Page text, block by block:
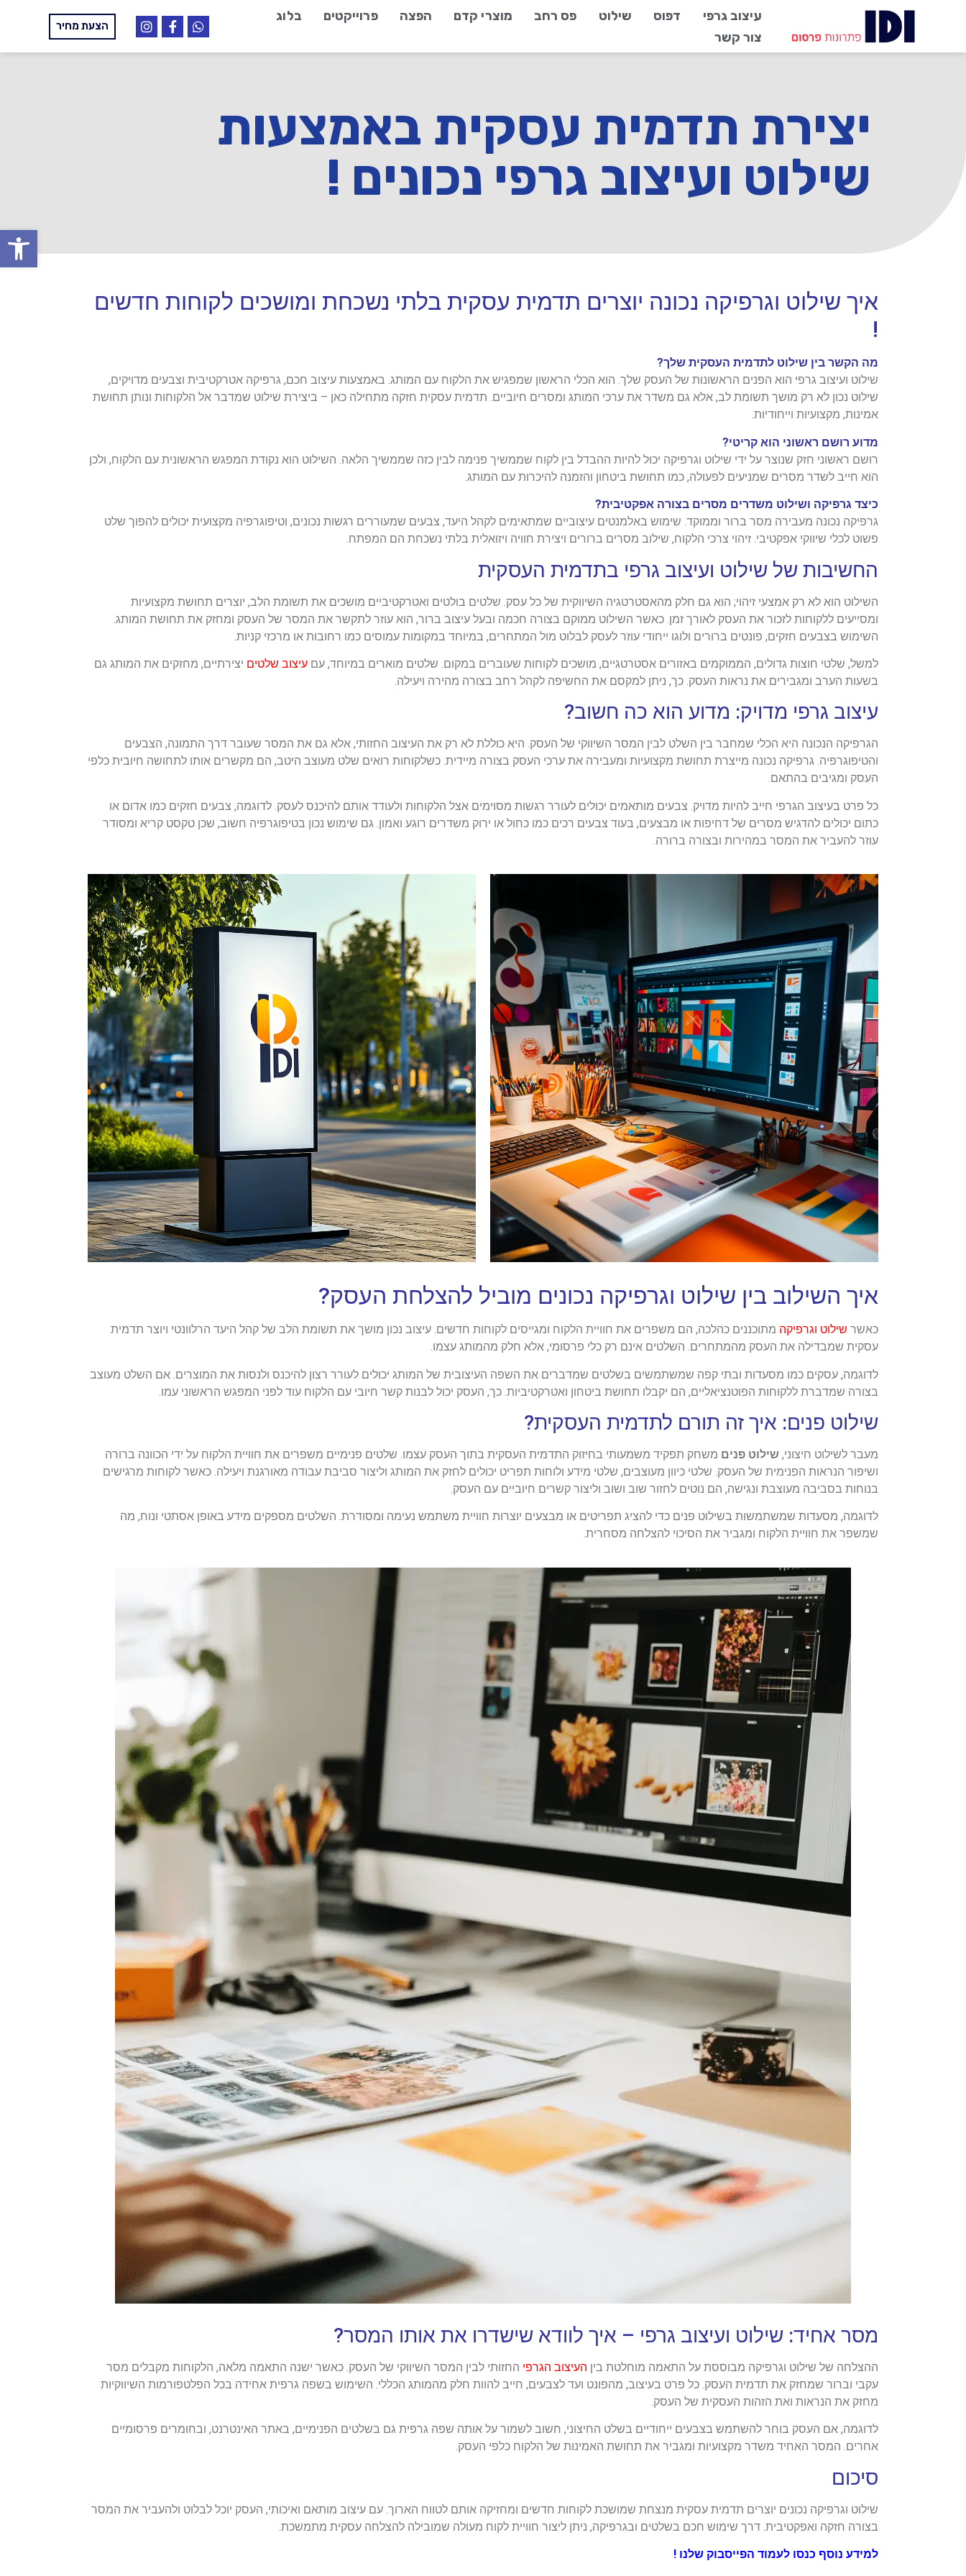
עיצוב גרפי דפוס שילוט פס רחב מוצרי קדם הפצה פרוייקטים
בלוג
צור קשר
הצעת מחיר
יצירת תדמית עסקית באמצעות
שילוט ועיצוב גרפי נכונים !
איך שילוט וגרפיקה נכונה יוצרים תדמית עסקית בלתי נשכחת ומושכים לקוחות חדשים
!
מה הקשר בין שילוט לתדמית העסקית שלך?
שילוט ועיצוב גרפי הוא הפנים הראשונות של העסק שלך. הוא הכלי הראשון שמפגיש את הלקוח עם המותג. באמצעות עיצוב חכם, גרפיקה אטרקטיבית וצבעים מדויקים,
שילוט נכון לא רק מושך תשומת לב, אלא גם משדר את ערכי המותג ומסרים חיוביים. תדמית עסקית חזקה מתחילה כאן – ביצירת שילוט שמדבר אל הלקוחות ונותן תחושת
אמינות, מקצועיות וייחודיות.
מדוע רושם ראשוני הוא קריטי?
רושם ראשוני חזק שנוצר על ידי שילוט וגרפיקה יכול להיות ההבדל בין לקוח שממשיך פנימה לבין כזה שממשיך הלאה. השילוט הוא נקודת המפגש הראשונית עם הלקוח, ולכן
הוא חייב לשדר מסרים שמניעים לפעולה, כמו תחושת ביטחון והזמנה להיכרות עם המותג.
כיצד גרפיקה ושילוט משדרים מסרים בצורה אפקטיבית?
גרפיקה נכונה מעבירה מסר ברור וממוקד. שימוש באלמנטים עיצוביים שמתאימים לקהל היעד, צבעים שמעוררים רגשות נכונים, וטיפוגרפיה מקצועית יכולים להפוך שלט
פשוט לכלי שיווקי אפקטיבי. זיהוי צרכי הלקוח, שילוב מסרים ברורים ויצירת חוויה ויזואלית בלתי נשכחת הם המפתח.
החשיבות של שילוט ועיצוב גרפי בתדמית העסקית
השילוט הוא לא רק אמצעי זיהוי; הוא גם חלק מהאסטרטגיה השיווקית של כל עסק. שלטים בולטים ואטרקטיביים מושכים את תשומת הלב, יוצרים תחושת מקצועיות
ומסייעים ללקוחות לזכור את העסק לאורך זמן. כאשר השילוט ממוקם בצורה חכמה ובעל עיצוב ברור, הוא עוזר לתקשר את המסר של העסק ומחזק את תחושת המותג.
השימוש בצבעים חזקים, פונטים ברורים ולוגו ייחודי עוזר לעסק לבלוט מול המתחרים, במיוחד במקומות עמוסים כמו רחובות או מרכזי קניות.
למשל, שלטי חוצות גדולים, הממוקמים באזורים אסטרטגיים, מושכים לקוחות שעוברים במקום. שלטים מוארים במיוחד, עם עיצוב שלטים יצירתיים, מחזקים את המותג גם
בשעות הערב ומגבירים את נראות העסק. כך, ניתן למקסם את החשיפה לקהל רחב בצורה מהירה ויעילה.
עיצוב גרפי מדויק: מדוע הוא כה חשוב?
הגרפיקה הנכונה היא הכלי שמחבר בין השלט לבין המסר השיווקי של העסק. היא כוללת לא רק את העיצוב החזותי, אלא גם את המסר שעובר דרך התמונה, הצבעים
והטיפוגרפיה. גרפיקה נכונה מייצרת תחושת מקצועיות ומעבירה את ערכי העסק בצורה מיידית. כשלקוחות רואים שלט מעוצב היטב, הם מקשרים אותו לתחושה חיובית כלפי
העסק ומגיבים בהתאם.
כל פרט בעיצוב הגרפי חייב להיות מדויק. צבעים מותאמים יכולים לעורר רגשות מסוימים אצל הלקוחות ולעודד אותם להיכנס לעסק. לדוגמה, צבעים חזקים כמו אדום או
כתום יכולים להדגיש מסרים של דחיפות או מבצעים, בעוד צבעים רכים כמו כחול או ירוק משדרים רוגע ואמון. גם שימוש נכון בטיפוגרפיה חשוב, שכן טקסט קריא ומסודר
עוזר להעביר את המסר במהירות ובצורה ברורה.
איך השילוב בין שילוט וגרפיקה נכונים מוביל להצלחת העסק?
כאשר שילוט וגרפיקה מתוכננים כהלכה, הם משפרים את חוויית הלקוח ומגייסים לקוחות חדשים. עיצוב נכון מושך את תשומת הלב של קהל היעד הרלוונטי ויוצר תדמית
עסקית שמבדילה את העסק מהמתחרים. השלטים אינם רק כלי פרסומי, אלא חלק מהמותג עצמו.
לדוגמה, עסקים כמו מסעדות ובתי קפה שמשתמשים בשלטים שמדברים את השפה העיצובית של המותג יכולים לעורר רצון להיכנס ולנסות את המוצרים. אם השלט מעוצב
בצורה שמדברת ללקוחות הפוטנציאליים, הם יקבלו תחושת ביטחון ואטרקטיביות. כך, העסק יכול לבנות קשר חיובי עם הלקוח עוד לפני המפגש הראשוני עמו.
שילוט פנים: איך זה תורם לתדמית העסקית?
מעבר לשילוט חיצוני, שילוט פנים משחק תפקיד משמעותי בחיזוק התדמית העסקית בתוך העסק עצמו. שלטים פנימיים משפרים את חוויית הלקוח על ידי הכוונה ברורה
ושיפור הנראות הפנימית של העסק. שלטי כיוון מעוצבים, שלטי מידע ולוחות תפריט יכולים לחזק את המותג וליצור סביבת עבודה מאורגנת ויעילה. כאשר לקוחות מרגישים
בנוחות בסביבה מעוצבת ונגישה, הם נוטים לחזור שוב ושוב וליצור קשרים חיוביים עם העסק.
לדוגמה, מסעדות שמשתמשות בשילוט פנים כדי להציג תפריטים או מבצעים יוצרות חוויית משתמש נעימה ומסודרת. השלטים מספקים מידע באופן אסתטי ונוח, מה
שמשפר את חוויית הלקוח ומגביר את הסיכוי להצלחה מסחרית.
מסר אחיד: שילוט ועיצוב גרפי – איך לוודא שישדרו את אותו המסר?
ההצלחה של שילוט וגרפיקה מבוססת על התאמה מוחלטת בין העיצוב הגרפי החזותי לבין המסר השיווקי של העסק. כאשר ישנה התאמה מלאה, הלקוחות מקבלים מסר
עקבי וברור שמחזק את תדמית העסק. כל פרט בעיצוב, מהפונט ועד לצבעים, חייב להוות חלק מהמותג הכללי. השימוש בשפה גרפית אחידה בכל הפלטפורמות השיווקיות
מחזק את הנראות ואת הזהות העסקית של העסק.
לדוגמה, אם העסק בוחר להשתמש בצבעים ייחודיים בשלט החיצוני, חשוב לשמור על אותה שפה גרפית גם בשלטים הפנימיים, באתר האינטרנט, ובחומרים פרסומיים
אחרים. המסר האחיד משדר מקצועיות ומגביר את תחושת האמינות של הלקוח כלפי העסק.
סיכום
שילוט וגרפיקה נכונים יוצרים תדמית עסקית מנצחת שמושכת לקוחות חדשים ומחזיקה אותם לטווח הארוך. עם עיצוב מותאם ואיכותי, העסק יוכל לבלוט ולהעביר את המסר
בצורה חזקה ואפקטיבית. דרך שימוש חכם בשלטים ובגרפיקה, ניתן ליצור חוויית לקוח מעולה שמובילה להצלחה עסקית מתמשכת.
למידע נוסף כנסו לעמוד הפייסבוק שלנו !